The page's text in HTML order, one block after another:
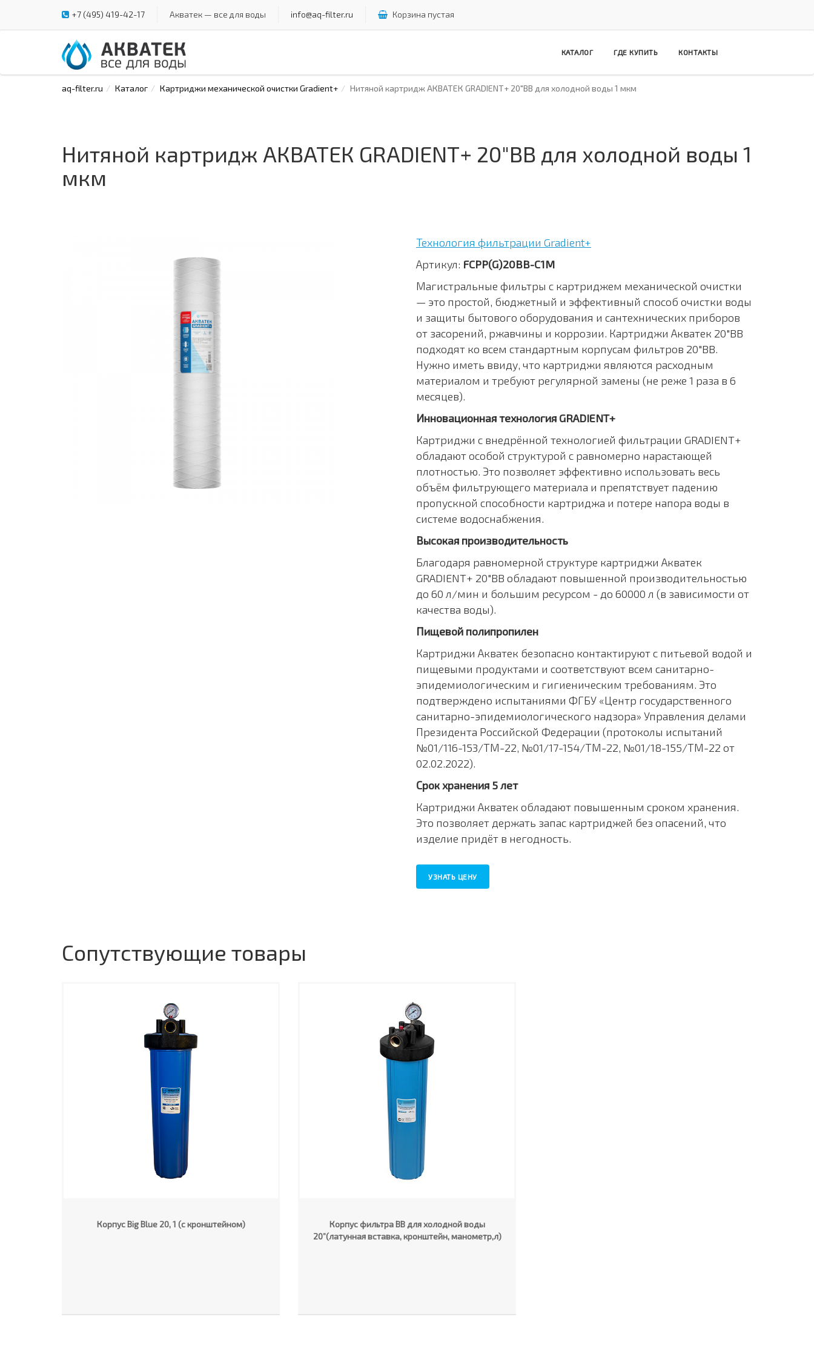
+7 (495) 419-42-17 Акватек — все для воды info@aq-filter.ru Корзина пустая
КАТАЛОГ ГДЕ КУПИТЬ КОНТАКТЫ
aq-filter.ru Каталог Картриджи механической очистки Gradient+ Нитяной картридж АКВАТЕК GRADIENT+ 20"ВВ для холодной воды 1 мкм
Нитяной картридж АКВАТЕК GRADIENT+ 20"ВВ для холодной воды 1
мкм
Технология фильтрации Gradient+
Артикул: FCPP(G)20BB-C1M
Магистральные фильтры с картриджем механической очистки
— это простой, бюджетный и эффективный способ очистки воды
и защиты бытового оборудования и сантехнических приборов
от засорений, ржавчины и коррозии. Картриджи Акватек 20"BB
подходят ко всем стандартным корпусам фильтров 20"BB.
Нужно иметь ввиду, что картриджи являются расходным
материалом и требуют регулярной замены (не реже 1 раза в 6
месяцев).
Инновационная технология GRADIENT+
Картриджи с внедрённой технологией фильтрации GRADIENT+
обладают особой структурой с равномерно нарастающей
плотностью. Это позволяет эффективно использовать весь
объём фильтрующего материала и препятствует падению
пропускной способности картриджа и потере напора воды в
системе водоснабжения.
Высокая производительность
Благодаря равномерной структуре картриджи Акватек
GRADIENT+ 20"BB обладают повышенной производительностью
до 60 л/мин и большим ресурсом - до 60000 л (в зависимости от
качества воды).
Пищевой полипропилен
Картриджи Акватек безопасно контактируют с питьевой водой и
пищевыми продуктами и соответствуют всем санитарно-
эпидемиологическим и гигиеническим требованиям. Это
подтверждено испытаниями ФГБУ «Центр государственного
санитарно-эпидемиологического надзора» Управления делами
Президента Российской Федерации (протоколы испытаний
№01/116-153/ТМ-22, №01/17-154/ТМ-22, №01/18-155/ТМ-22 от
02.02.2022).
Срок хранения 5 лет
Картриджи Акватек обладают повышенным сроком хранения.
Это позволяет держать запас картриджей без опасений, что
изделие придёт в негодность.
УЗНАТЬ ЦЕНУ
Сопутствующие товары
Корпус Big Blue 20, 1 (с кронштейном)
Корпус фильтра ВВ для холодной воды
20”(латунная вставка, кронштейн, манометр,л)